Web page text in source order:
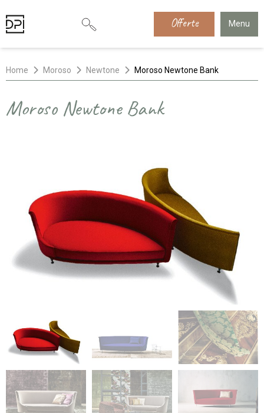
Offerte Menu
Home Moroso Newtone Moroso Newtone Bank
Moroso Newtone Bank